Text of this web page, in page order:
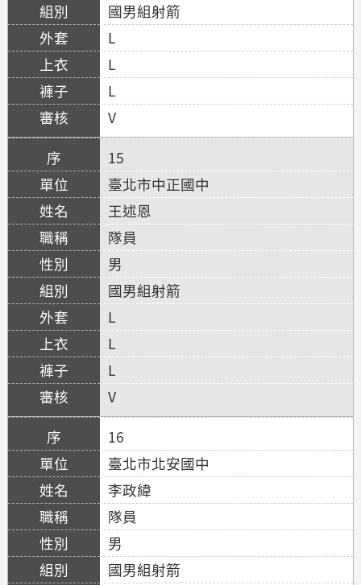
國男組射箭
L
L
L
V
15
臺北市中正國中
王述恩
隊員
男
國男組射箭
L
L
L
V
16
臺北市北安國中
李政緯
隊員
男
國男組射箭